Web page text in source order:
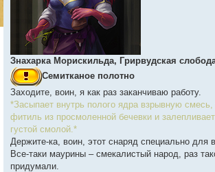
Знахарка Морискильда, Грирвудская
Семитканое полотно
Заходите, воин, я как раз заканчиваю работу.
*Засыпает внутрь полого ядра взрывную смесь,
фитиль из просмоленной бечевки и залепливает
густой смолой.*
Держите-ка, воин, этот снаряд специально для
Все-таки маурины – смекалистый народ, раз
придумали.